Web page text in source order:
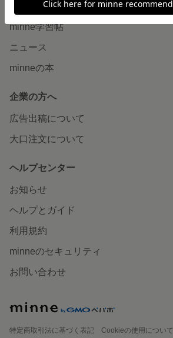
minneとものづくりと
minne学習帖
ニュース
minneの本
企業の方へ
広告出稿について
大口注文について
ヘルプセンター
お知らせ
ヘルプとガイド
利用規約
minneのセキュリティ
お問い合わせ
特定商取引法に基づく表記
Cookieの使用について